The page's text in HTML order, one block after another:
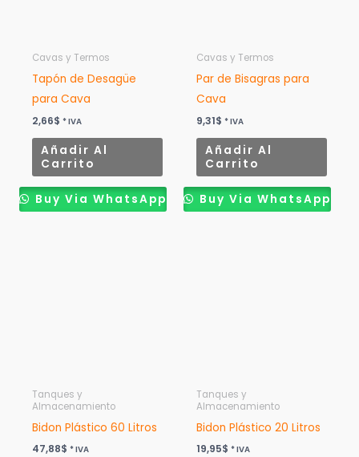
Cavas y Termos
Tapón de Desagüe
para Cava
2,66$ * IVA
Añadir Al
Carrito
Buy Via WhatsApp
Cavas y Termos
Par de Bisagras para
Cava
9,31$ * IVA
Añadir Al
Carrito
Buy Via WhatsApp
Tanques y
Almacenamiento
Bidon Plástico 60 Litros
47,88$ * IVA
Tanques y
Almacenamiento
Bidon Plástico 20 Litros
19,95$ * IVA